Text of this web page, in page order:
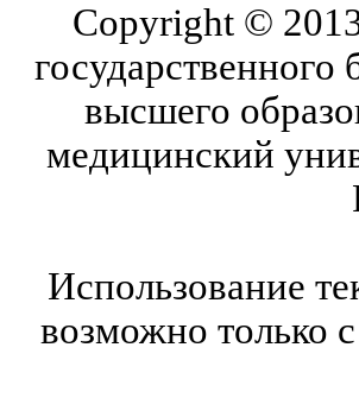
Copyright ©
высшего
медицинский
Использование
возможно только